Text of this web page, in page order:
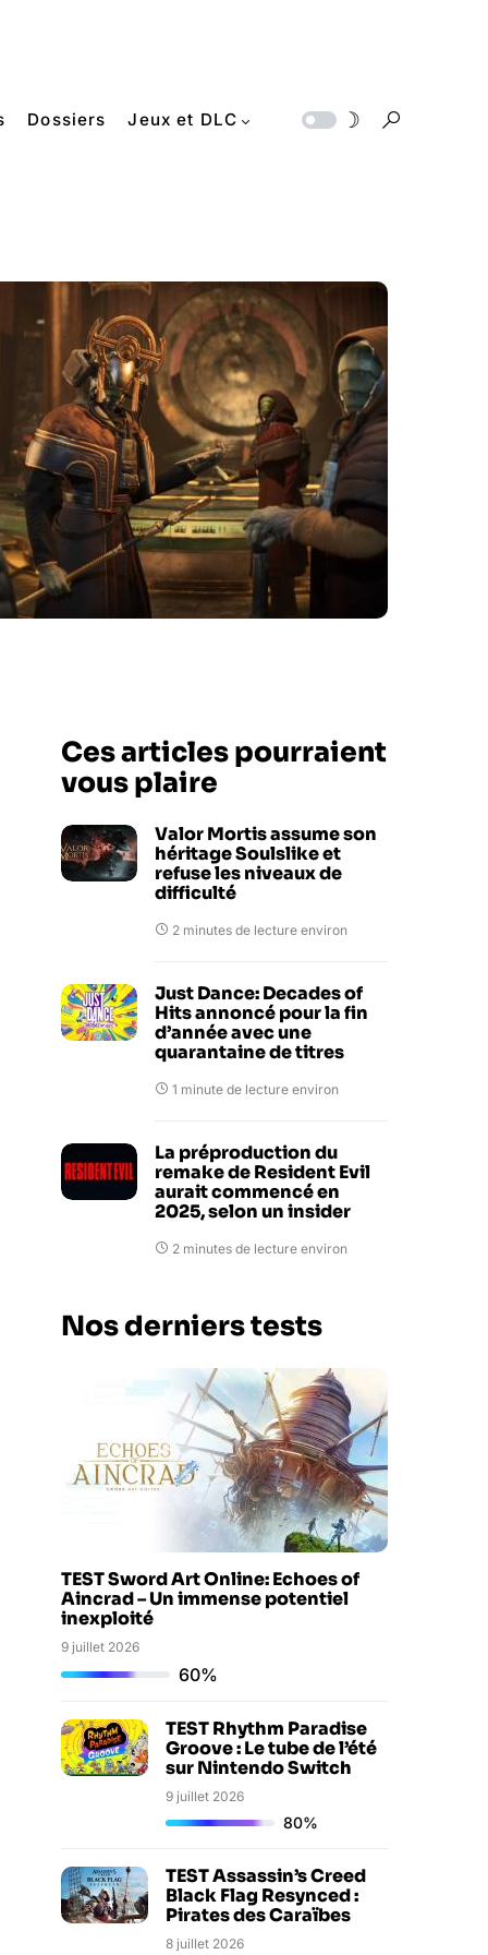
Dossiers Jeux et DLC
Ces articles pourraient
vous plaire
Valor Mortis assume son
héritage Soulslike et
refuse les niveaux de
difficulté
2 minutes de lecture environ
Just Dance: Decades of
Hits annoncé pour la fin
d’année avec une
quarantaine de titres
1 minute de lecture environ
La préproduction du
remake de Resident Evil
aurait commencé en
2025, selon un insider
2 minutes de lecture environ
Nos derniers tests
TEST Sword Art Online: Echoes of
Aincrad – Un immense potentiel
inexploité
9 juillet 2026
60%
TEST Rhythm Paradise
Groove : Le tube de l’été
sur Nintendo Switch
9 juillet 2026
80%
TEST Assassin’s Creed
Black Flag Resynced :
Pirates des Caraïbes
8 juillet 2026